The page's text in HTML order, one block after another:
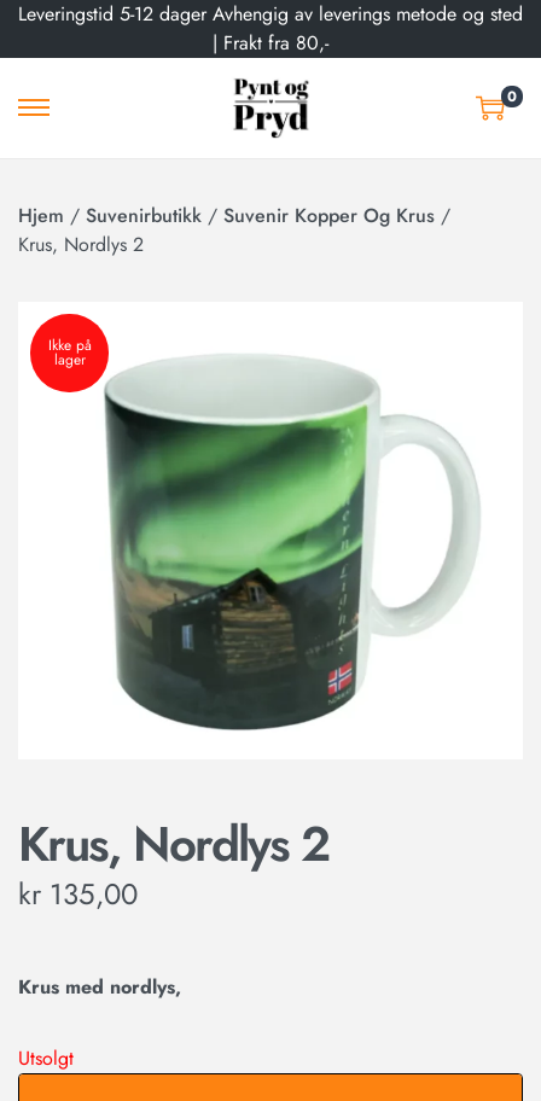
Leveringstid 5-12 dager Avhengig av leverings metode og sted
| Frakt fra 80,-
0
Hjem / Suvenirbutikk / Suvenir Kopper Og Krus /
Krus, Nordlys 2
Ikke på
lager
Krus, Nordlys 2
kr 135,00
Krus med nordlys,
Utsolgt